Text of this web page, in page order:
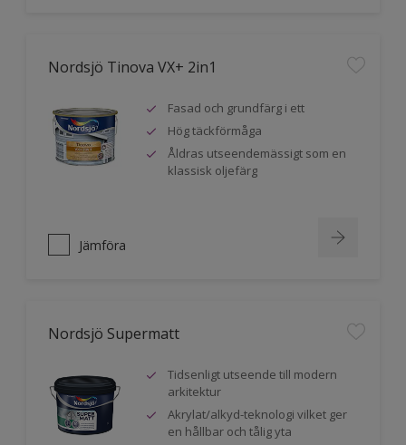
Nordsjö Tinova VX+ 2in1
Fasad och grundfärg i ett
Hög täckförmåga
Åldras utseendemässigt som en
klassisk oljefärg
Jämföra
Nordsjö Supermatt
Tidsenligt utseende till modern
arkitektur
Akrylat/alkyd-teknologi vilket ger
en hållbar och tålig yta